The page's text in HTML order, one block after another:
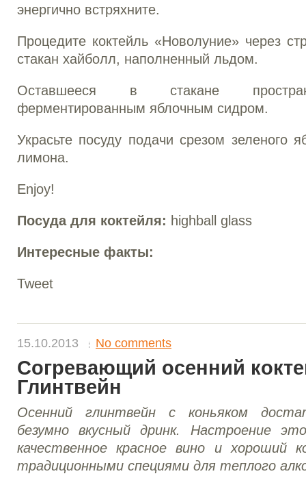
энергично встряхните.
Процедите коктейль «Новолуние» через
стакан хайболл, наполненный льдом.
Оставшееся в стакане
ферментированным яблочным сидром.
Украсьте посуду подачи срезом зеленого
лимона.
Enjoy!
Посуда для коктейля: highball glass
Интересные факты:
Tweet
15.10.2013 No comments
Согревающий осенний
Глинтвейн
Осенний глинтвейн с коньяком
безумно вкусный дринк. Настроение
качественное красное вино и хороший
традиционными специями для теплого